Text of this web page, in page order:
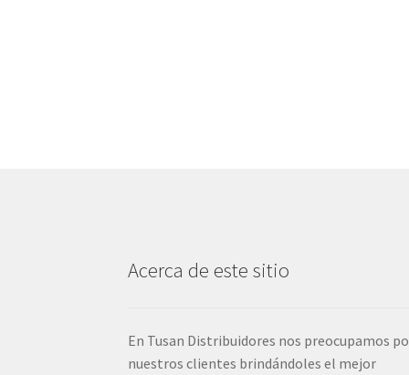
Acerca de este sitio
En Tusan Distribuidores nos preocupamos
nuestros clientes brindándoles el mejor